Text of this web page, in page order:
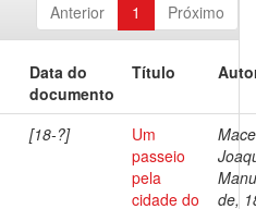
Anterior 1 Próximo
Data do
documento
Título
[18-?]
Um
passeio
pela
cidade do
de,